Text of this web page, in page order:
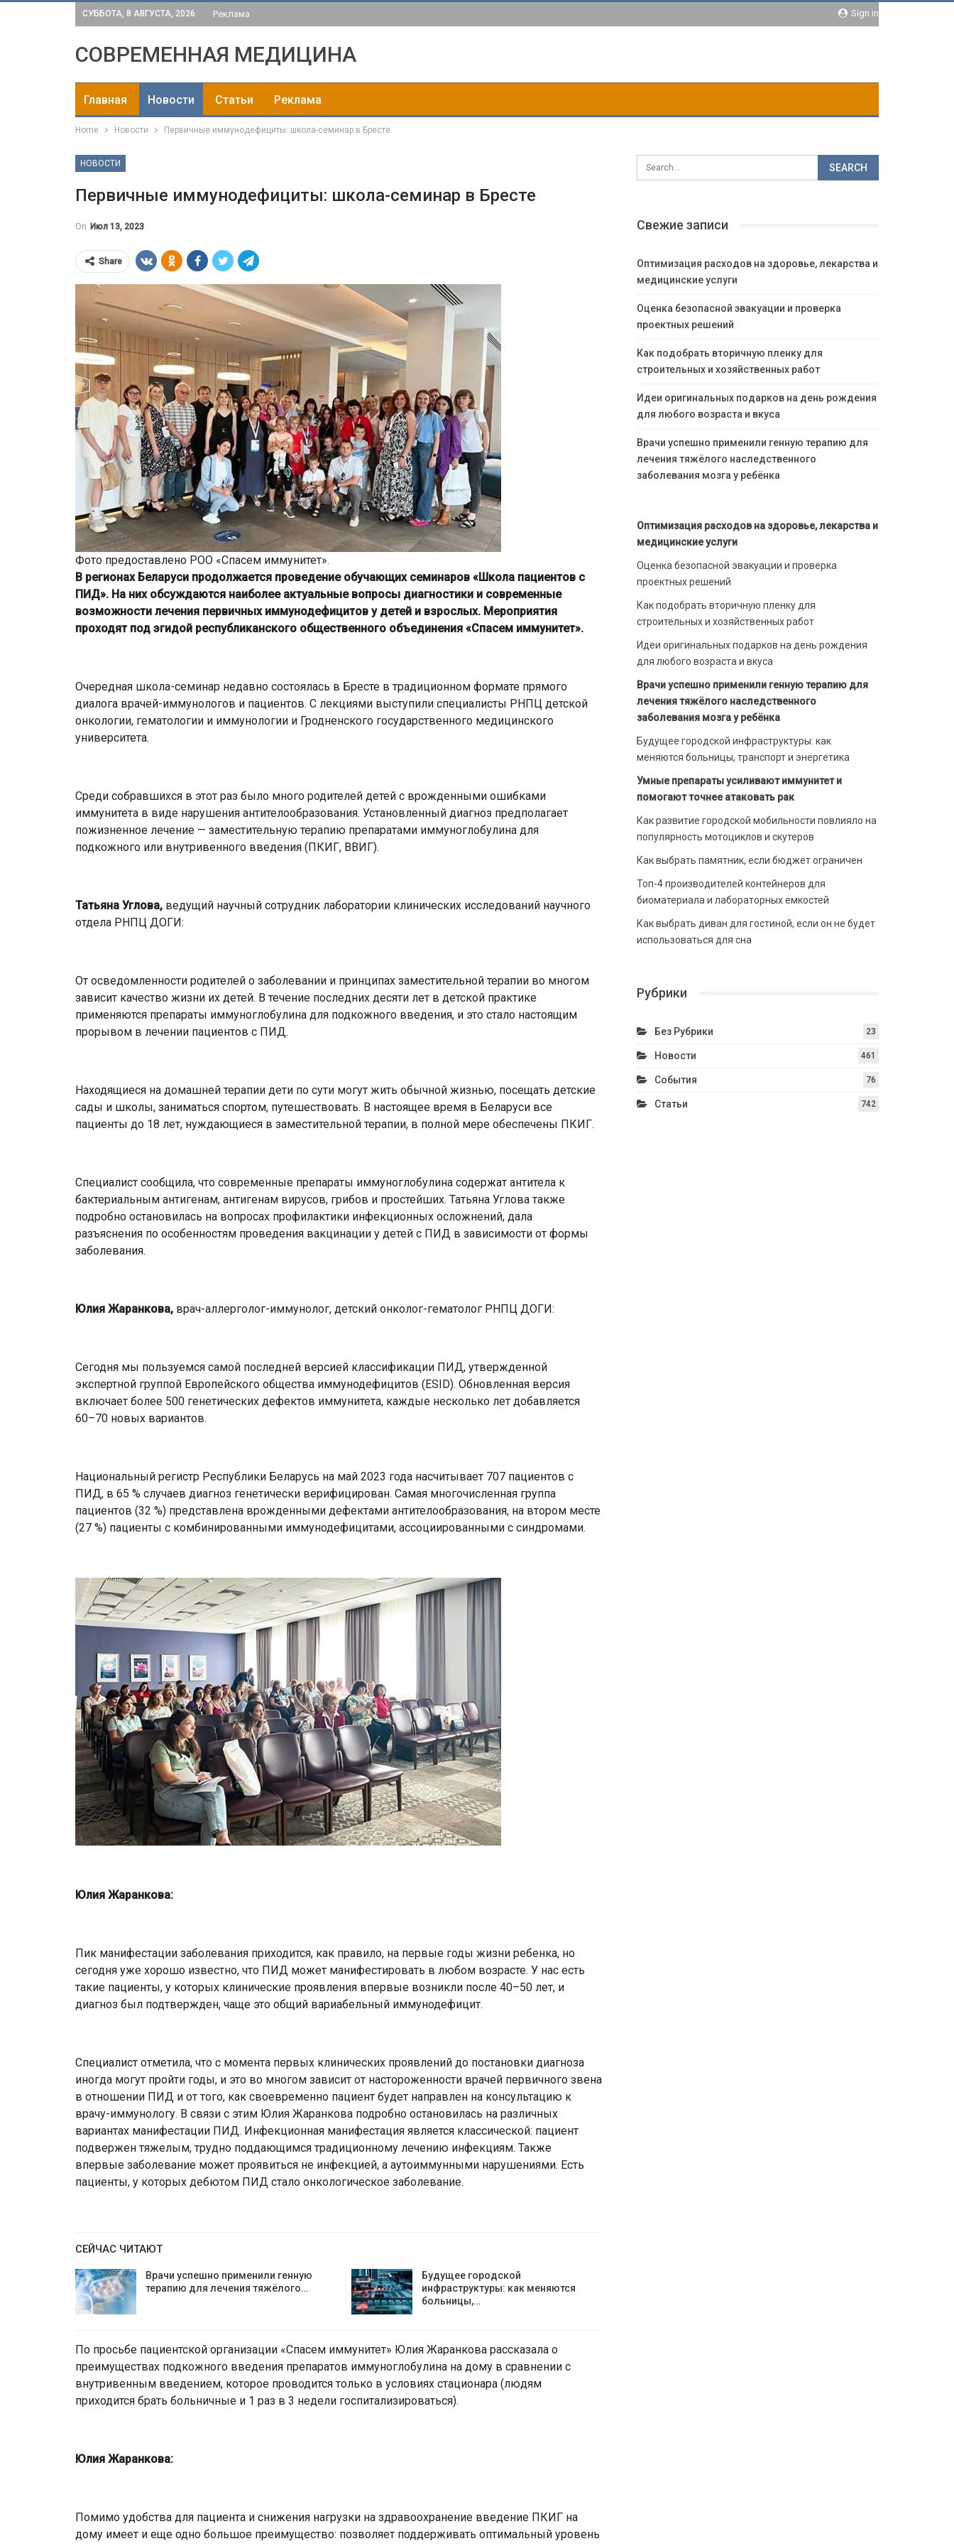
Sign in
СУББОТА, 8 АВГУСТА, 2026 Реклама
СОВРЕМЕННАЯ МЕДИЦИНА
Главная Новости Статьи Реклама
Home Новости Первичные иммунодефициты: школа-семинар в Бресте
НОВОСТИ
Первичные иммунодефициты: школа-семинар в Бресте
On Июл 13, 2023
Share
Фото предоставлено РОО «Спасем иммунитет».
В регионах Беларуси продолжается проведение обучающих семинаров «Школа пациентов с
ПИД». На них обсуждаются наиболее актуальные вопросы диагностики и современные
возможности лечения первичных иммунодефицитов у детей и взрослых. Мероприятия
проходят под эгидой республиканского общественного объединения «Спасем иммунитет».
Очередная школа-семинар недавно состоялась в Бресте в традиционном формате прямого
диалога врачей-иммунологов и пациентов. С лекциями выступили специалисты РНПЦ детской
онкологии, гематологии и иммунологии и Гродненского государственного медицинского
университета.
Среди собравшихся в этот раз было много родителей детей с врожденными ошибками
иммунитета в виде нарушения антителообразования. Установленный диагноз предполагает
пожизненное лечение — заместительную терапию препаратами иммуноглобулина для
подкожного или внутривенного введения (ПКИГ, ВВИГ).
Татьяна Углова, ведущий научный сотрудник лаборатории клинических исследований научного
отдела РНПЦ ДОГИ:
От осведомленности родителей о заболевании и принципах заместительной терапии во многом
зависит качество жизни их детей. В течение последних десяти лет в детской практике
применяются препараты иммуноглобулина для подкожного введения, и это стало настоящим
прорывом в лечении пациентов с ПИД.
Находящиеся на домашней терапии дети по сути могут жить обычной жизнью, посещать детские
сады и школы, заниматься спортом, путешествовать. В настоящее время в Беларуси все
пациенты до 18 лет, нуждающиеся в заместительной терапии, в полной мере обеспечены ПКИГ.
Специалист сообщила, что современные препараты иммуноглобулина содержат антитела к
бактериальным антигенам, антигенам вирусов, грибов и простейших. Татьяна Углова также
подробно остановилась на вопросах профилактики инфекционных осложнений, дала
разъяснения по особенностям проведения вакцинации у детей с ПИД в зависимости от формы
заболевания.
Юлия Жаранкова, врач-аллерголог-иммунолог, детский онколог-гематолог РНПЦ ДОГИ:
Сегодня мы пользуемся самой последней версией классификации ПИД, утвержденной
экспертной группой Европейского общества иммунодефицитов (ESID). Обновленная версия
включает более 500 генетических дефектов иммунитета, каждые несколько лет добавляется
60–70 новых вариантов.
Национальный регистр Республики Беларусь на май 2023 года насчитывает 707 пациентов с
ПИД, в 65 % случаев диагноз генетически верифицирован. Самая многочисленная группа
пациентов (32 %) представлена врожденными дефектами антителообразования, на втором месте
(27 %) пациенты с комбинированными иммунодефицитами, ассоциированными с синдромами.
Юлия Жаранкова:
Пик манифестации заболевания приходится, как правило, на первые годы жизни ребенка, но
сегодня уже хорошо известно, что ПИД может манифестировать в любом возрасте. У нас есть
такие пациенты, у которых клинические проявления впервые возникли после 40–50 лет, и
диагноз был подтвержден, чаще это общий вариабельный иммунодефицит.
Специалист отметила, что с момента первых клинических проявлений до постановки диагноза
иногда могут пройти годы, и это во многом зависит от настороженности врачей первичного звена
в отношении ПИД и от того, как своевременно пациент будет направлен на консультацию к
врачу-иммунологу. В связи с этим Юлия Жаранкова подробно остановилась на различных
вариантах манифестации ПИД. Инфекционная манифестация является классической: пациент
подвержен тяжелым, трудно поддающимся традиционному лечению инфекциям. Также
впервые заболевание может проявиться не инфекцией, а аутоиммунными нарушениями. Есть
пациенты, у которых дебютом ПИД стало онкологическое заболевание.
СЕЙЧАС ЧИТАЮТ
Врачи успешно применили генную
терапию для лечения тяжёлого…
Будущее городской
инфраструктуры: как меняются
больницы,…
По просьбе пациентской организации «Спасем иммунитет» Юлия Жаранкова рассказала о
преимуществах подкожного введения препаратов иммуноглобулина на дому в сравнении с
внутривенным введением, которое проводится только в условиях стационара (людям
приходится брать больничные и 1 раз в 3 недели госпитализироваться).
Юлия Жаранкова:
Помимо удобства для пациента и снижения нагрузки на здравоохранение введение ПКИГ на
дому имеет и еще одно большое преимущество: позволяет поддерживать оптимальный уровень
Свежие записи
Оптимизация расходов на здоровье, лекарства и
медицинские услуги
Оценка безопасной эвакуации и проверка
проектных решений
Как подобрать вторичную пленку для
строительных и хозяйственных работ
Идеи оригинальных подарков на день рождения
для любого возраста и вкуса
Врачи успешно применили генную терапию для
лечения тяжёлого наследственного
заболевания мозга у ребёнка
Оптимизация расходов на здоровье, лекарства и
медицинские услуги
Оценка безопасной эвакуации и проверка
проектных решений
Как подобрать вторичную пленку для
строительных и хозяйственных работ
Идеи оригинальных подарков на день рождения
для любого возраста и вкуса
Врачи успешно применили генную терапию для
лечения тяжёлого наследственного
заболевания мозга у ребёнка
Будущее городской инфраструктуры: как
меняются больницы, транспорт и энергетика
Умные препараты усиливают иммунитет и
помогают точнее атаковать рак
Как развитие городской мобильности повлияло на
популярность мотоциклов и скутеров
Как выбрать памятник, если бюджет ограничен
Топ-4 производителей контейнеров для
биоматериала и лабораторных емкостей
Как выбрать диван для гостиной, если он не будет
использоваться для сна
Рубрики
Без Рубрики 23
Новости 461
События 76
Статьи 742